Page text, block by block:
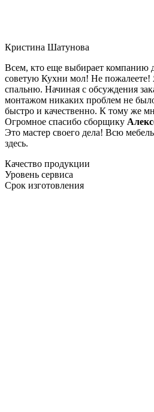
Кристина Шатунова
Всем, кто еще выбирает компанию
советую Кухни мол! Не пожалеете!
спальню. Начиная с обсуждения
монтажом никаких проблем не
быстро и качественно. К тому же
Огромное спасибо сборщику
Это мастер своего дела! Всю мебель
здесь.
Качество продукции
Уровень сервиса
Срок изготовления